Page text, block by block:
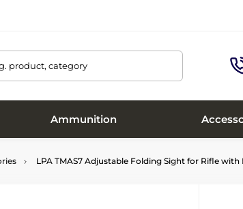
product, category
Ammunition
LPA TMAS7 Adjustable Folding Sight for Rifle with